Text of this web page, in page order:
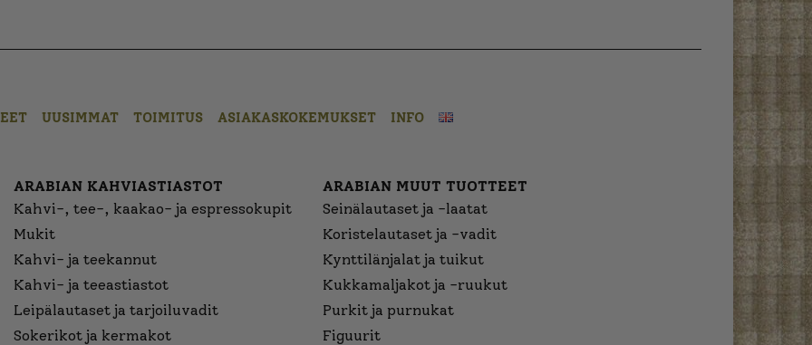
UUSIMMAT TOIMITUS ASIAKASKOKEMUKSET INFO
ARABIAN KAHVIASTIASTOT
Kahvi-, tee-, kaakao- ja espressokupit
Mukit
Kahvi- ja teekannut
Kahvi- ja teeastiastot
Leipälautaset ja tarjoiluvadit
Sokerikot ja kermakot
ARABIAN MUUT TUOTTEET
Seinälautaset ja -laatat
Koristelautaset ja -vadit
Kynttilänjalat ja tuikut
Kukkamaljakot ja -ruukut
Purkit ja purnukat
Figuurit